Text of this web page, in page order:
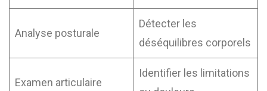
Analyse posturale
Détecter les
déséquilibres corporels
Examen articulaire
Identifier les limitations